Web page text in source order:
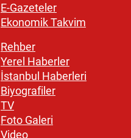
E-Gazeteler
Ekonomik Takvim
Rehber
Yerel Haberler
İstanbul Haberleri
Biyografiler
TV
Foto Galeri
Video